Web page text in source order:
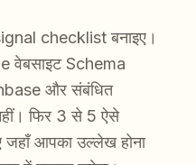
checklist बनाइए।
वेबसाइट Schema
और संबंधित
फिर 3 से 5 ऐसे
आपका उल्लेख होना